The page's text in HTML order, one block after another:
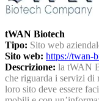
tWAN Biotech
Tipo: Sito web
Sito web: https://twan-
Descrizione: la tWAN
che riguarda i servizi di
loro sito deve essere